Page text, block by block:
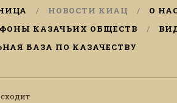
НОВОСТИ КИАЦ
О
КАЗАЧЬИХ ОБЩЕСТВ
БАЗА ПО КАЗАЧЕСТВУ